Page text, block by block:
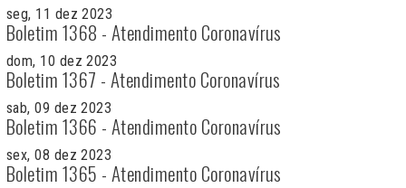
seg, 11 dez 2023
Boletim 1368 - Atendimento Coronavírus
dom, 10 dez 2023
Boletim 1367 - Atendimento Coronavírus
sab, 09 dez 2023
Boletim 1366 - Atendimento Coronavírus
sex, 08 dez 2023
Boletim 1365 - Atendimento Coronavírus